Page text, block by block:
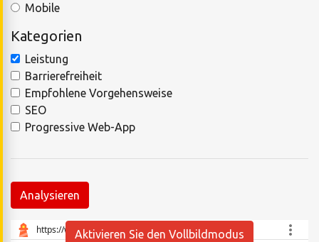
Mobile
Kategorien
Leistung
Barrierefreiheit
Empfohlene Vorgehensweise
SEO
Progressive Web-App
Analysieren
Aktivieren Sie den Vollbildmodus